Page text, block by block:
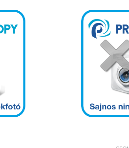
Kedvencekhez